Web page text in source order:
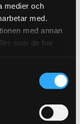
medier och
med.
med annan
som de har
från
längre
du
optimal